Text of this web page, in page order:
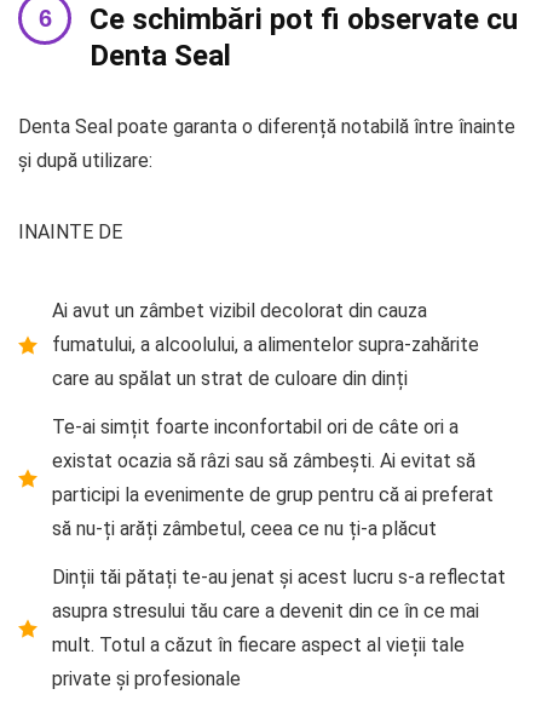
Ce schimbări pot fi observate cu
Denta Seal
Denta Seal poate garanta o diferență notabilă între înainte
și după utilizare:
INAINTE DE
Ai avut un zâmbet vizibil decolorat din cauza
fumatului, a alcoolului, a alimentelor supra-zahărite
care au spălat un strat de culoare din dinți
Te-ai simțit foarte inconfortabil ori de câte ori a
existat ocazia să râzi sau să zâmbești. Ai evitat să
participi la evenimente de grup pentru că ai preferat
să nu-ți arăți zâmbetul, ceea ce nu ți-a plăcut
Dinții tăi pătați te-au jenat și acest lucru s-a reflectat
asupra stresului tău care a devenit din ce în ce mai
mult. Totul a căzut în fiecare aspect al vieții tale
private și profesionale